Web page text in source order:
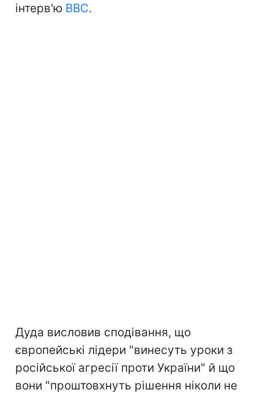
інтерв'ю BBC.
Дуда висловив сподівання, що
європейські лідери "винесуть уроки з
російської агресії проти України" й що
вони "проштовхнуть рішення ніколи не